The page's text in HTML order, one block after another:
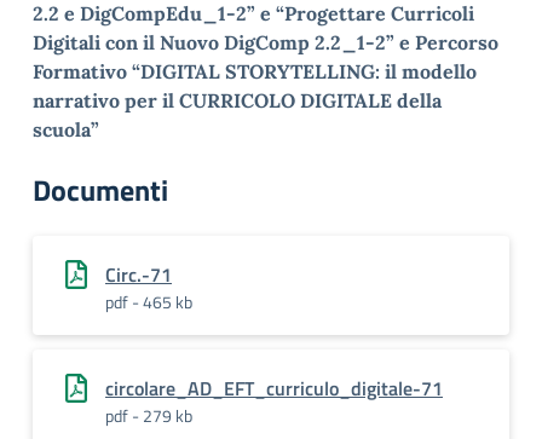
2.2 e DigCompEdu_1-2” e “Progettare Curricoli
Digitali con il Nuovo DigComp 2.2_1-2” e Percorso
Formativo “DIGITAL STORYTELLING: il modello
narrativo per il CURRICOLO DIGITALE della
scuola”
Documenti
Circ.-71
pdf - 465 kb
circolare_AD_EFT_curriculo_digitale-71
pdf - 279 kb